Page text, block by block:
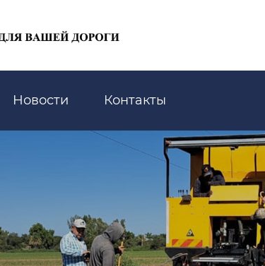
Новости Контакты